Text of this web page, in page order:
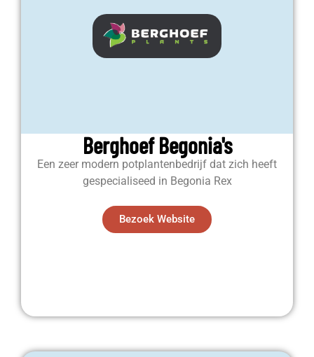
Berghoef Begonia's
Een zeer modern potplantenbedrijf dat zich heeft
gespecialiseed in Begonia Rex
Bezoek Website